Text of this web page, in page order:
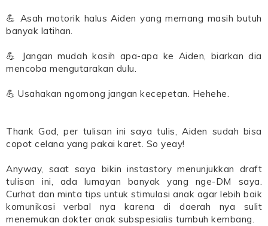
💪 Asah motorik halus Aiden yang memang masih butuh
banyak latihan.
💪 Jangan mudah kasih apa-apa ke Aiden, biarkan dia
mencoba mengutarakan dulu.
💪 Usahakan ngomong jangan kecepetan. Hehehe.
Thank God, per tulisan ini saya tulis, Aiden sudah bisa
copot celana yang pakai karet. So yeay!
Anyway, saat saya bikin instastory menunjukkan draft
tulisan ini, ada lumayan banyak yang nge-DM saya.
Curhat dan minta tips untuk stimulasi anak agar lebih baik
komunikasi verbal nya karena di daerah nya sulit
menemukan dokter anak subspesialis tumbuh kembang.